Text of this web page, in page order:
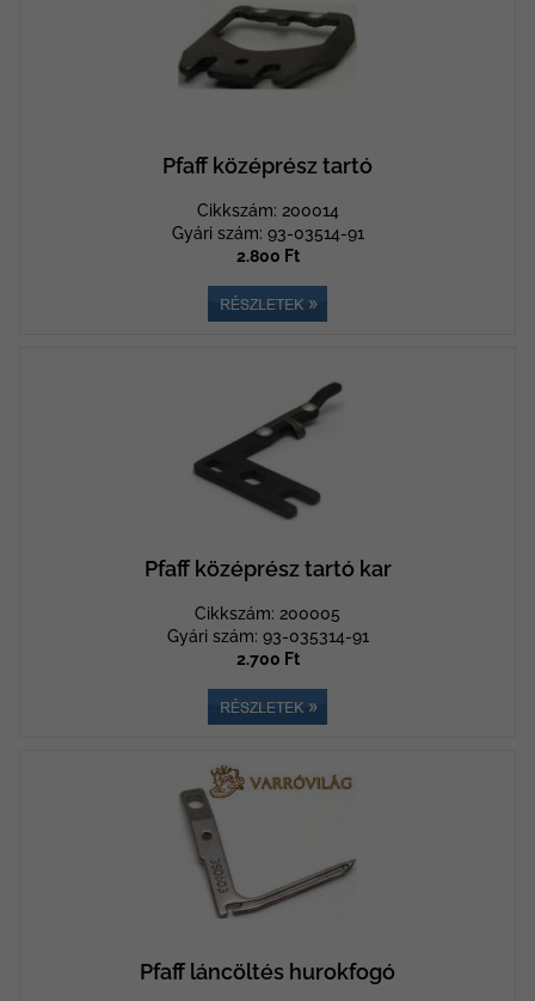
Pfaff középrész tartó
Cikkszám: 200014
Gyári szám: 93-03514-91
2.800 Ft
Pfaff középrész tartó kar
Cikkszám: 200005
Gyári szám: 93-035314-91
2.700 Ft
Pfaff láncöltés hurokfogó